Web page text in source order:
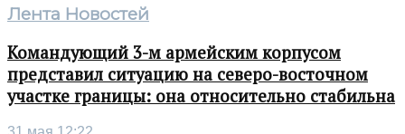
Лента Новостей
Командующий 3-м армейским корпусом
представил ситуацию на северо-восточном
участке границы: она относительно стабильна